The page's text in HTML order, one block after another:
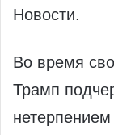
Новости.
Во время
Трамп